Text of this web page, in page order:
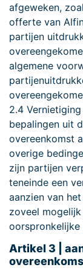
afgeweken,
offerte van
partijen
algemene
2.4
bepalingen uit
overeenkomst
overige
zijn partijen
teneinde een
aanzien van
zoveel
oorspronkelijke
Artikel 3 |